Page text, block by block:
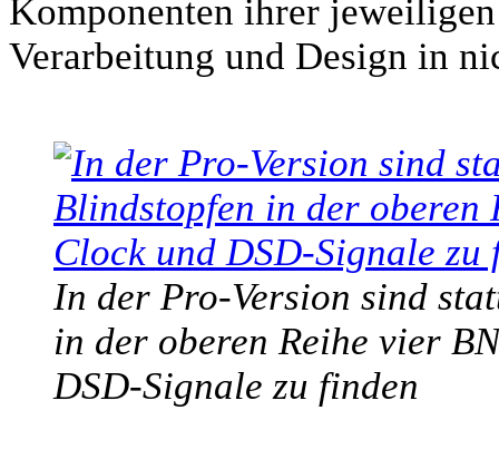
Komponenten ihrer
Verarbeitung und Design in
In der Pro-Version sind
in der oberen Reihe vier
DSD-Signale zu finden